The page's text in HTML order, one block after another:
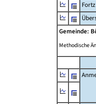
Gemeinde:
Methodische